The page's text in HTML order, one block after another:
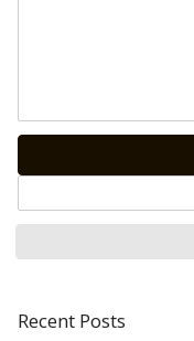
Recent Posts